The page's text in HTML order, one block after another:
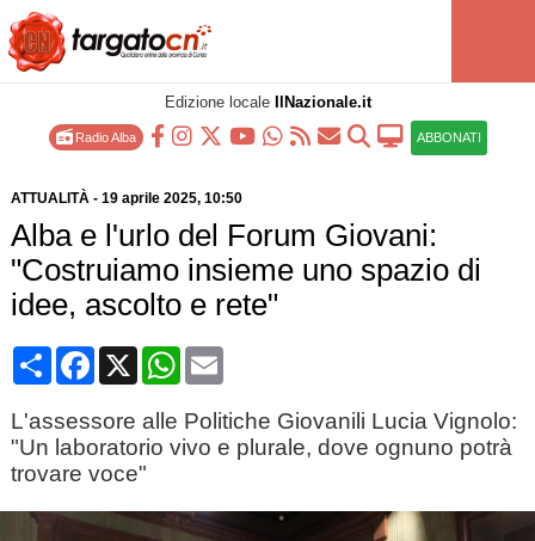
Edizione locale IlNazionale.it
Radio Alba ABBONATI
ATTUALITÀ- 19 aprile 2025, 10:50
Alba e l'urlo del Forum Giovani:
"Costruiamo insieme uno spazio di
idee, ascolto e rete"
CondividiFacebook
X WhatsApp
Email
L'assessore alle Politiche Giovanili Lucia Vignolo:
"Un laboratorio vivo e plurale, dove ognuno potrà
trovare voce"